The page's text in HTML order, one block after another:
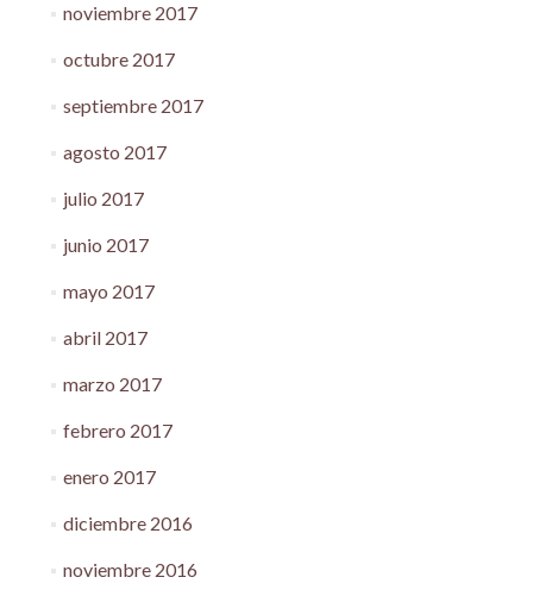
noviembre 2017
octubre 2017
septiembre 2017
agosto 2017
julio 2017
junio 2017
mayo 2017
abril 2017
marzo 2017
febrero 2017
enero 2017
diciembre 2016
noviembre 2016